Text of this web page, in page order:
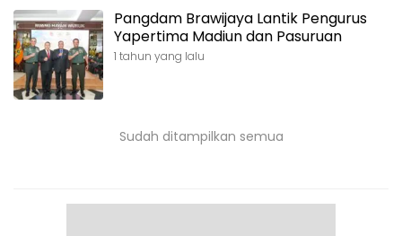
Pangdam Brawijaya Lantik Pengurus
Yapertima Madiun dan Pasuruan
1 tahun yang lalu
Sudah ditampilkan semua